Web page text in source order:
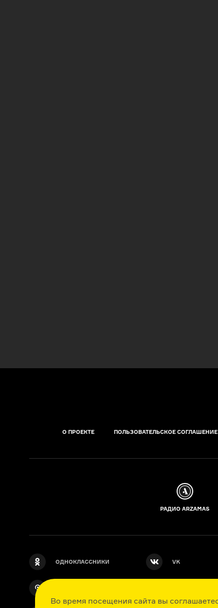
Во время посещения сайта вы
О ПРОЕКТЕ ПОЛЬЗОВАТЕЛЬСКОЕ СОГЛАШЕНИЕ
РАДИО ARZAMAS
ОДНОКЛАССНИКИ VK